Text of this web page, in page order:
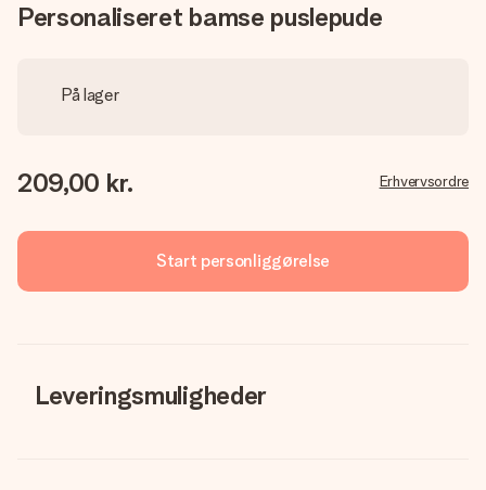
Personaliseret bamse puslepude
På lager
209,00 kr. Erhvervsordre
Start personliggørelse
Leveringsmuligheder